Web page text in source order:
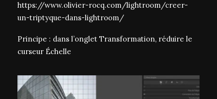
https://www.olivier-rocq.com/lightroom/creer-
un-triptyque-dans-lightroom/
Principe : dans l’onglet Transformation, réduire le
curseur Échelle